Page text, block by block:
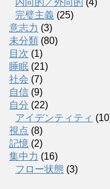
完璧主義 (25)
意志力 (3)
未分類 (80)
目次 (1)
睡眠 (21)
社会 (7)
自信 (9)
自分 (22)
アイデンティティ
視点 (8)
記憶 (2)
集中力 (16)
フロー状態 (3)